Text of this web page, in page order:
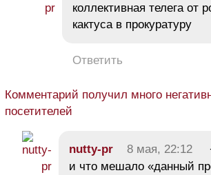
коллективная телега от
кактуса в прокуратуру
Ответить
Комментарий получил много
посетителей
nutty-pr 8 мая, 22:12
и что мешало «данный